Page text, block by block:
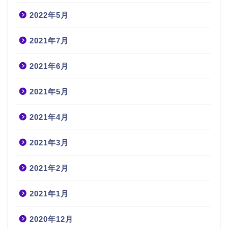
2022年5月
2021年7月
2021年6月
2021年5月
2021年4月
2021年3月
2021年2月
2021年1月
2020年12月